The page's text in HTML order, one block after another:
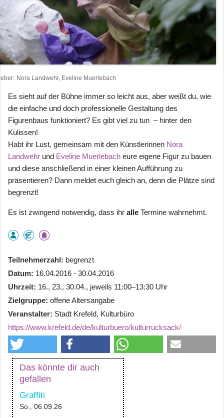
Nora Landwehr, Eveline Muerlebach
Es sieht auf der Bühne immer so leicht aus, aber weißt du, wie
die einfache und doch professionelle Gestaltung des
Figurenbaus funktioniert? Es gibt viel zu tun – hinter den
Kulissen!
Habt ihr Lust, gemeinsam mit den Künstlerinnen Nora
Landwehr und Eveline Muerlebach eure eigene Figur zu bauen
und diese anschließend in einer kleinen Aufführung zu
präsentieren? Dann meldet euch gleich an, denn die Plätze sind
begrenzt!
Es ist zwingend notwendig, dass ihr alle Termine wahrnehmt.
Teilnehmerzahl
begrenzt
Datum 16.04.2016 - 30.04.2016
Uhrzeit 16., 23., 30.04., jeweils 11:00–13:30 Uhr
Zielgruppe offene Altersangabe
Veranstalter Stadt Krefeld, Kulturbüro
https://www.krefeld.de/de/kulturbuero/kulturrucksack/
Das könnte dir auch
gefallen
Graffiti
So., 06.09.26